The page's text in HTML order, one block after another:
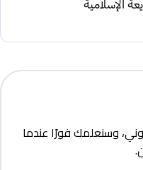
وسنعلمك فورًا عندما